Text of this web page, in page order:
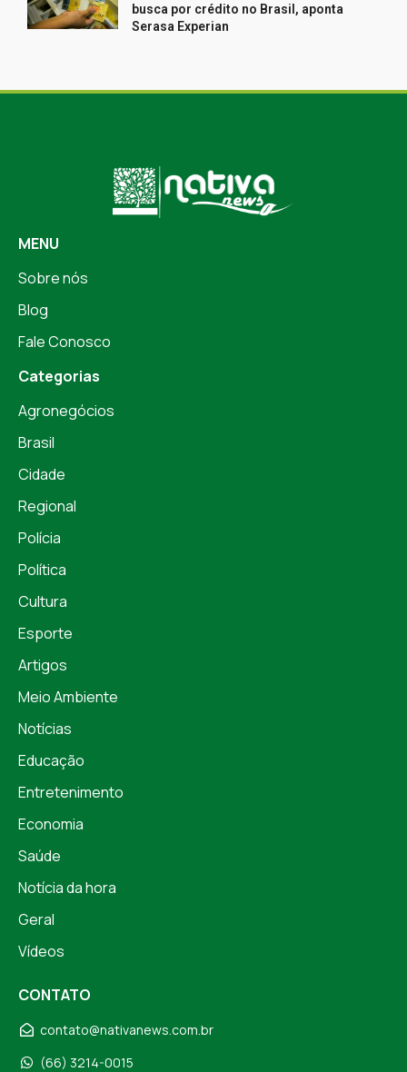
busca por crédito no Brasil, aponta
Serasa Experian
MENU
Sobre nós
Blog
Fale Conosco
Categorias
Agronegócios
Brasil
Cidade
Regional
Polícia
Política
Cultura
Esporte
Artigos
Meio Ambiente
Notícias
Educação
Entretenimento
Economia
Saúde
Notícia da hora
Geral
Vídeos
CONTATO
contato@nativanews.com.br
(66) 3214-0015